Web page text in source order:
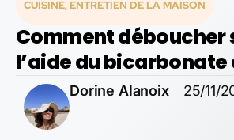
CUISINE, ENTRETIEN DE LA MAISON
Comment déboucher
l’aide du bicarbonate
Dorine Alanoix 25/11/